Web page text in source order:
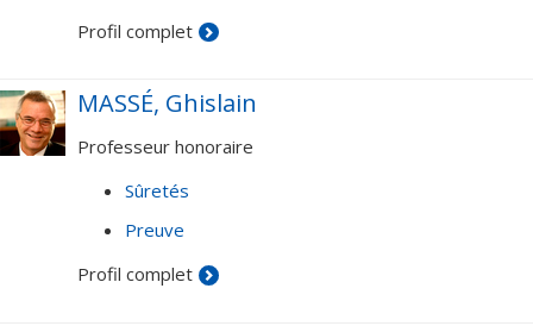
Profil complet
MASSÉ, Ghislain
Professeur honoraire
Sûretés
Preuve
Profil complet